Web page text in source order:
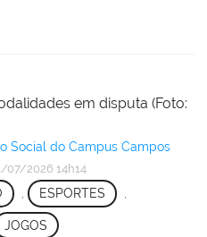
em disputa (Foto:
Social do Campus Campos
07/2026 14h14
, ESPORTES ,
JOGOS